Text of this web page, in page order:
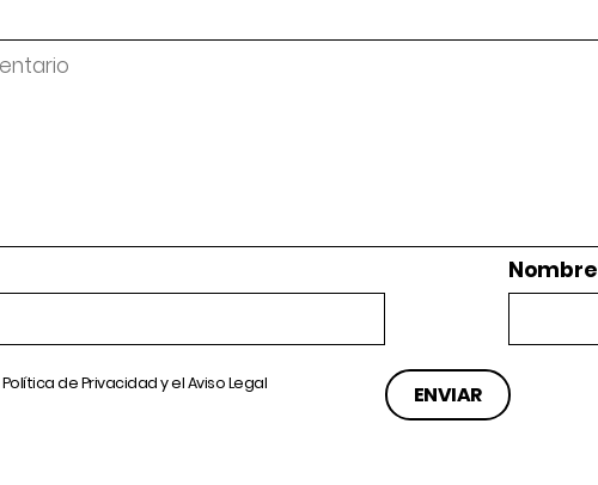
Nombre
Política de Privacidady elAviso Legal